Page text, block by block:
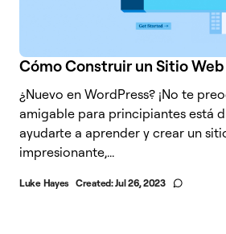
Cómo Construir un Sitio
¿Nuevo en WordPress? ¡No te
amigable para principiantes está
ayudarte a aprender y crear un
impresionante,...
Luke Hayes Created:Jul 26, 2023